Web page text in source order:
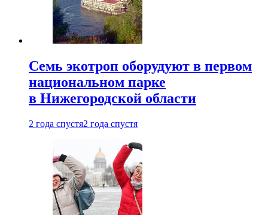
Семь экотроп оборудуют в первом
национальном парке
в Нижегородской области
2 года спустя2 года спустя